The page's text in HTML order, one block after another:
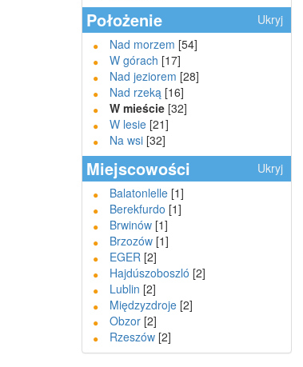
Położenie
Ukryj
Nad morzem [54]
W górach [17]
Nad jeziorem [28]
Nad rzeką [16]
W mieście [32]
W lesie [21]
Na wsi [32]
Miejscowości
Ukryj
Balatonlelle [1]
Berekfurdo [1]
Brwinów [1]
Brzozów [1]
EGER [2]
Hajdúszoboszló [2]
Lublin [2]
Międzyzdroje [2]
Obzor [2]
Rzeszów [2]